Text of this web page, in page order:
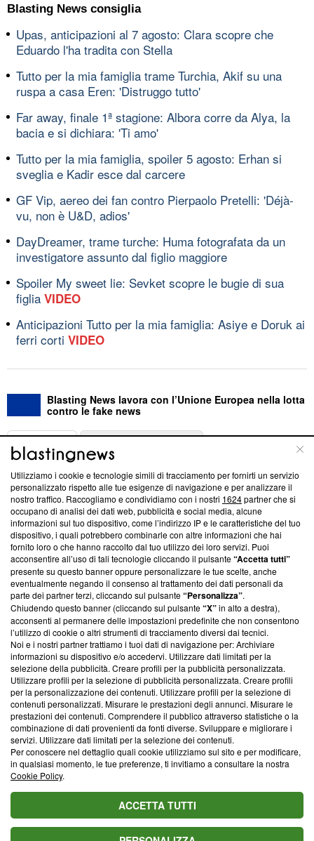
Blasting News consiglia
Upas, anticipazioni al 7 agosto: Clara scopre che
Eduardo l'ha tradita con Stella
Tutto per la mia famiglia trame Turchia, Akif su una
ruspa a casa Eren: 'Distruggo tutto'
Far away, finale 1ª stagione: Albora corre da Alya, la
bacia e si dichiara: 'Ti amo'
Tutto per la mia famiglia, spoiler 5 agosto: Erhan si
sveglia e Kadir esce dal carcere
GF Vip, aereo dei fan contro Pierpaolo Pretelli: 'Déjà-
vu, non è U&D, adios'
DayDreamer, trame turche: Huma fotografata da un
investigatore assunto dal figlio maggiore
Spoiler My sweet lie: Sevket scopre le bugie di sua
figlia VIDEO
Anticipazioni Tutto per la mia famiglia: Asiye e Doruk ai
ferri corti VIDEO
Blasting News lavora con l’Unione Europea nella lotta
contro le fake news
ABOUT
Questa sezione offre informazioni trasparenti su Blasting
News, sui nostri processi editoriali e su come ci impegniamo a
creare news di qualità. Inoltre, afferma la nostra aderenza a
‘Trust Project - News with Integrity’Blasting News non è
ancora membro del programma, ma ha richiesto di farne
parte; Trust Project non ha ancora effettuato una verifica di
conformità agli standard.
Su di noi
Team editoriale
Corporate
Redazione
Informativa Privacy
Cookie Policy
Blasting SA, IDI CHE-247.845.224, Via Carlo Frasca, 3 - 6900
Lugano (Svizzera) Tel:+39 0690258937
© 2026 Blasting News
Utilizziamo i cookie e tecnologie simili di tracciamento per fornirti un servizio
personalizzato rispetto alle tue esigenze di navigazione e per analizzare il
nostro traffico. Raccogliamo e condividiamo con i nostri 1624partner che si
occupano di analisi dei dati web, pubblicità e social media, alcune
informazioni sul tuo dispositivo, come l’indirizzo IP e le caratteristiche del tuo
dispositivo, i quali potrebbero combinarle con altre informazioni che hai
fornito loro o che hanno raccolto dal tuo utilizzo dei loro servizi. Puoi
acconsentire all’uso di tali tecnologie cliccando il pulsante“Accetta tutti”
presente su questo banner oppure personalizzare le tue scelte, anche
eventualmente negando il consenso al trattamento dei dati personali da
parte dei partner terzi, cliccando sul pulsante“Personalizza”.
Chiudendo questo banner (cliccando sul pulsante“X”in alto a destra),
acconsenti al permanere delle impostazioni predefinite che non consentono
l’utilizzo di cookie o altri strumenti di tracciamento diversi dai tecnici.
Noi e i nostri partner trattiamo i tuoi dati di navigazione per: Archiviare
informazioni su dispositivo e/o accedervi. Utilizzare dati limitati per la
selezione della pubblicità. Creare profili per la pubblicità personalizzata.
Utilizzare profili per la selezione di pubblicità personalizzata. Creare profili
per la personalizzazione dei contenuti. Utilizzare profili per la selezione di
contenuti personalizzati. Misurare le prestazioni degli annunci. Misurare le
prestazioni dei contenuti. Comprendere il pubblico attraverso statistiche o la
combinazione di dati provenienti da fonti diverse. Sviluppare e migliorare i
servizi. Utilizzare dati limitati per la selezione dei contenuti.
Per conoscere nel dettaglio quali cookie utilizziamo sul sito e per modificare,
in qualsiasi momento, le tue preferenze, ti invitiamo a consultare la nostra
Cookie Policy.
ACCETTA TUTTI